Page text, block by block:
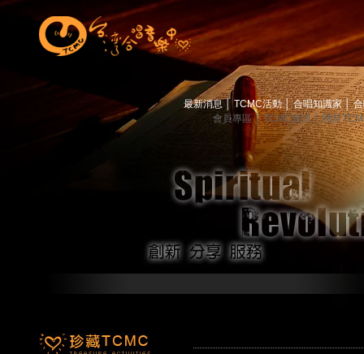
最新消息 TCMC活動│ 合唱知識家│
會員專區│ TCMC會訊│ 關於